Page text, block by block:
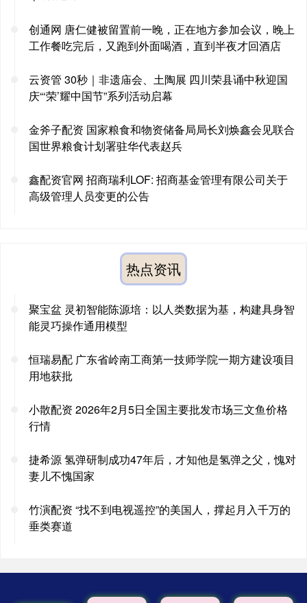
创通网 唐仁健被留置前一晚，正在地方参加会议，晚上
工作餐吃完后，又跑到外面喝酒，直到半夜才回酒店
云资管 30秒｜非遗庙会、土陶展 四川荣县诵中秋迎国
庆“‘荣’耀中国节”系列活动启幕
金斧子配资 国家粮食和物资储备局局长刘焕鑫会见联合
国世界粮食计划署驻华代表赵兵
鑫配资官网 招商瑞利LOF: 招商基金管理有限公司关于
高级管理人员变更的公告
热点资讯
聚宝盆 灵初智能陈源培：以人类数据为基，构建具身智
能灵巧操作通用模型
恒瑞易配 广东省岭南工商第一技师学院一期方建设项目
用地获批
小散配资 2026年2月5日全国主要批发市场三文鱼价格
行情
捷希源 氢弹研制成功47年后，才知他是氢弹之父，愧对
妻儿不愧国家
竹演配资 “找不到电视遥控”的美国人，撑起月入千万的
垂类赛道